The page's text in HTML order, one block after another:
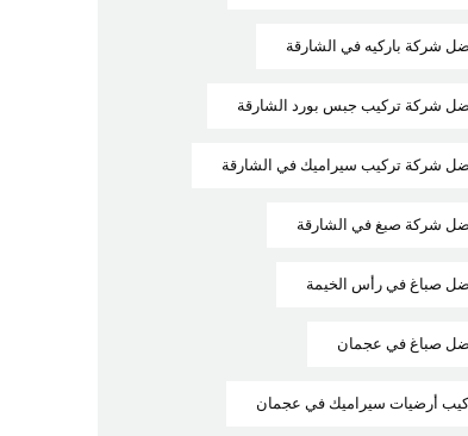
شركة باركيه في الشارقة
شركة تركيب جبس بورد الشارقة
شركة تركيب سيراميك في الشارقة
شركة صبغ في الشارقة
صباغ في رأس الخيمة
صباغ في عجمان
أرضيات سيراميك في عجمان